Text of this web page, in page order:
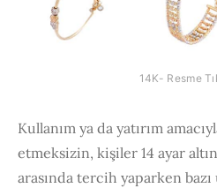
14K- Resme
Kullanım ya da yatırım
etmeksizin, kişiler 14 ayar
arasında tercih yaparken